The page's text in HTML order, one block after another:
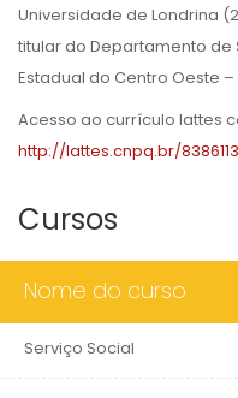
Universidade de Londrina
titular do Departamento de
Estadual do Centro Oeste –
Acesso ao currículo lattes
http://lattes.cnpq.br/
Cursos
Nome do curso
Serviço Social